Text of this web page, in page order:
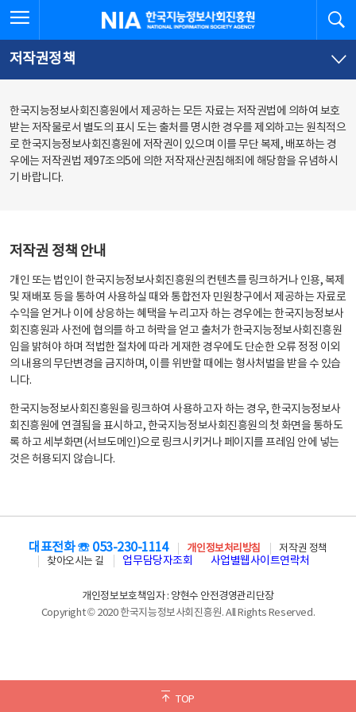
문
로
가
체
뉴
바
가
한국지능정보사회진흥원
저작권정책
한국지능정보사회진흥원에서 제공하는 모든 자료는 저작권법에 의하여 보호
받는 저작물로서 별도의 표시 도는 출처를 명시한 경우를 제외하고는 원칙적으
로 한국지능정보사회진흥원에 저작권이 있으며 이를 무단 복제, 배포하는 경
우에는 저작권법 제97조의5에 의한 저작재산권침해죄에 해당함을 유념하시
기 바랍니다.
저작권 정책 안내
개인 또는 법인이 한국지능정보사회진흥원의 컨텐츠를 링크하거나 인용, 복제
및 재배포 등을 통하여 사용하실 때와 통합전자 민원창구에서 제공하는 자료로
수익을 얻거나 이에 상응하는 혜택을 누리고자 하는 경우에는 한국지능정보사
회진흥원과 사전에 협의를 하고 허락을 얻고 출처가 한국지능정보사회진흥원
임을 밝혀야 하며 적법한 절차에 따라 게재한 경우에도 단순한 오류 정정 이외
의 내용의 무단변경을 금지하며, 이를 위반할 때에는 형사처벌을 받을 수 있습
니다.
한국지능정보사회진흥원을 링크하여 사용하고자 하는 경우, 한국지능정보사
회진흥원에 연결됨을 표시하고, 한국지능정보사회진흥원의 첫 화면을 통하도
록 하고 세부화면(서브도메인)으로 링크시키거나 페이지를 프레임 안에 넣는
것은 허용되지 않습니다.
TOP
대표전화 ☏ 053-230-1114 개인정보처리방침
저작권 정책
찾아오시는 길
업무담당자조회 사업별웹사이트연락처
개인정보보호책임자 : 양현수 안전경영관리단장
Copyright © 2020 한국지능정보사회진흥원. All Rights Reserved.